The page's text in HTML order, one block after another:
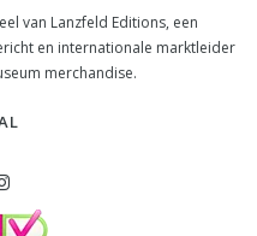
van Lanzfeld Editions, een
en internationale marktleider
merchandise.